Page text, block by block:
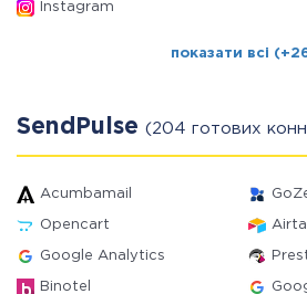
Instagram
показати всі
SendPulse (204 готових
Acumbamail
Opencart
Google Analytics
Binotel